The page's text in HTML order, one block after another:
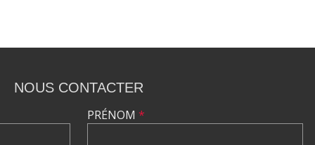
NOUS CONTACTER
PRÉNOM *